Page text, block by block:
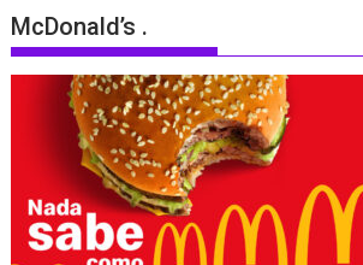
McDonald’s .